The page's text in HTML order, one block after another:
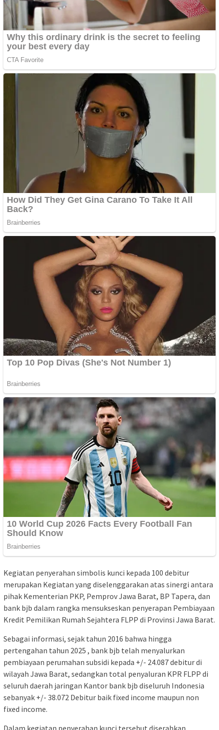
Kegiatan penyerahan simbolis kunci kepada 100 debitur
merupakan Kegiatan yang diselenggarakan atas sinergi antara
pihak Kementerian PKP, Pemprov Jawa Barat, BP Tapera, dan
bank bjb dalam rangka mensukseskan penyerapan Pembiayaan
Kredit Pemilikan Rumah Sejahtera FLPP di Provinsi Jawa Barat.
Sebagai informasi, sejak tahun 2016 bahwa hingga
pertengahan tahun 2025 , bank bjb telah menyalurkan
pembiayaan perumahan subsidi kepada +/- 24.087 debitur di
wilayah Jawa Barat, sedangkan total penyaluran KPR FLPP di
seluruh daerah jaringan Kantor bank bjb diseluruh Indonesia
sebanyak +/- 38.072 Debitur baik fixed income maupun non
fixed income.